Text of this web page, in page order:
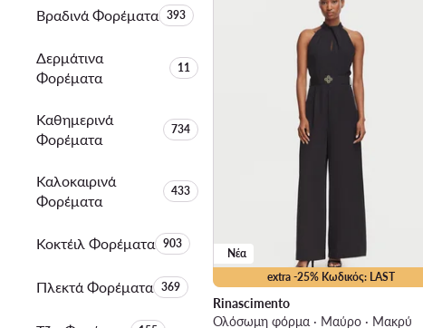
Βραδινά ΦορέματαΑριθμός προϊόντων:
393
Δερμάτινα
Φορέματα
Αριθμός προϊόντων:
11
Καθημερινά
Φορέματα
Αριθμός προϊόντων:
734
Καλοκαιρινά
Φορέματα
Αριθμός προϊόντων:
433
Κοκτέιλ ΦορέματαΑριθμός προϊόντων:
903
Πλεκτά ΦορέματαΑριθμός προϊόντων:
369
extra -25% Κωδικός: LAST
Νέα
Rinascimento
Ολόσωμη φόρμα · Μαύρο · Μακρύ